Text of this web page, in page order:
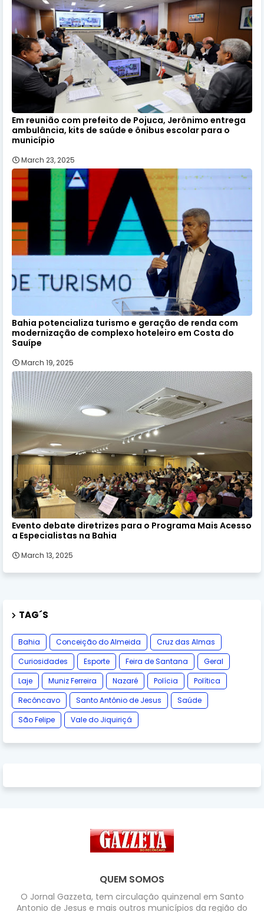
Em reunião com prefeito de Pojuca, Jerônimo entrega
ambulância, kits de saúde e ônibus escolar para o
município
March 23, 2025
Bahia potencializa turismo e geração de renda com
modernização de complexo hoteleiro em Costa do
Sauípe
March 19, 2025
Evento debate diretrizes para o Programa Mais Acesso
a Especialistas na Bahia
March 13, 2025
TAG´S
Bahia Conceição do Almeida
Cruz das Almas
Curiosidades
Esporte Feira de Santana
Geral
Laje
Muniz Ferreira Nazaré Polícia
Política
Recôncavo
Santo Antônio de Jesus
Saúde
São Felipe
Vale do Jiquiriçá
QUEM SOMOS
O Jornal Gazzeta, tem circulação quinzenal em Santo
Antonio de Jesus e mais outros municípios da região do